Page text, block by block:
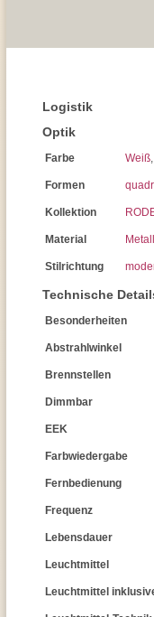
Logistik
Optik
Farbe Weiß,
Formen
Kollektion
Material Metall
Stilrichtung
Technische
Besonderheiten
Abstrahlwinkel
Brennstellen
Dimmbar
EEK
Farbwiedergabe
Fernbedienung
Frequenz
Lebensdauer
Leuchtmittel
Leuchtmittel